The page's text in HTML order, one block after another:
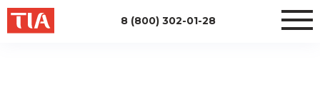
8 (800) 302-01-28